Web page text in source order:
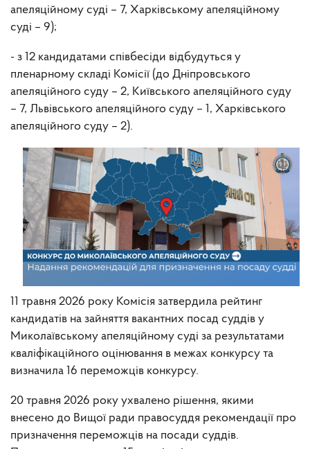
апеляційному суді – 7, Харківському апеляційному
суді – 9);
- з 12 кандидатами співбесіди відбудуться у
пленарному складі Комісії (до Дніпровського
апеляційного суду – 2, Київського апеляційного суду
– 7, Львівського апеляційного суду – 1, Харківського
апеляційного суду – 2).
11 травня 2026 року Комісія затвердила рейтинг
кандидатів на зайняття вакантних посад суддів у
Миколаївському апеляційному суді за результатами
кваліфікаційного оцінювання в межах конкурсу та
визначила 16 переможців конкурсу.
20 травня 2026 року ухвалено рішення, якими
внесено до Вищої ради правосуддя рекомендації про
призначення переможців на посади суддів.